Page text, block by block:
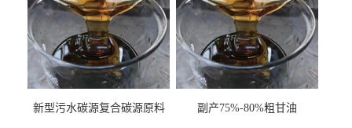
新型污水碳源复合碳源原料
副产75%-80%粗甘油